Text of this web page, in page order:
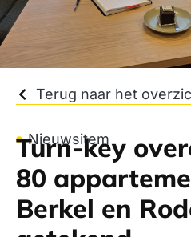
Terug naar het
Nieuwsitem
Turn-key
80
Berkel en